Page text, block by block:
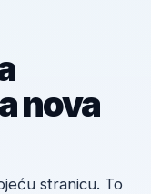
nova
stranicu. To